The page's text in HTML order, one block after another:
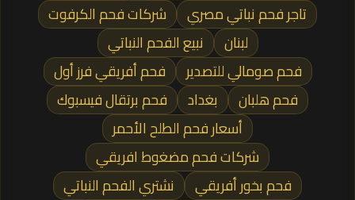
تاجر فحم نباتي مصري
شركات فحم الكرفوت
لبنان
نبيع الفحم النباتي
فحم صومالي للتصدير
فحم أفريقي فرز أول
فحم هلبان
بغداد
فحم برتقال فيسبوك
أسعار فحم الطلح الأحمر
شركات فحم مضغوط افريقي
فحم بخور أفريقي
نشتري الفحم النباتي